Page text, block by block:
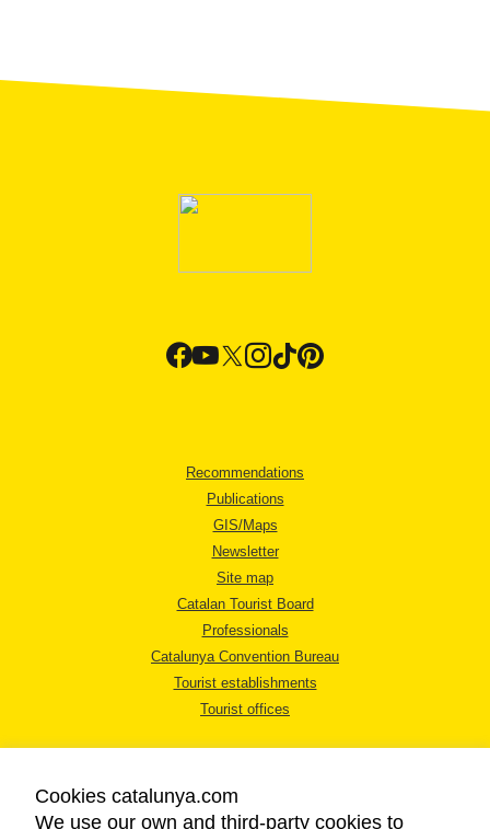
Recommendations
Publications
GIS/Maps
Newsletter
Site map
Catalan Tourist Board
Professionals
Catalunya Convention Bureau
Tourist establishments
Tourist offices
Cookies catalunya.com
We use our own and third-party cookies to